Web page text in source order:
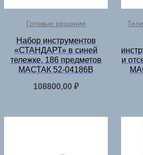
Готовые решения
Набор инструментов
«СТАНДАРТ» в синей
тележке, 186 предметов
МАСТАК 52-04186B
108800,00₽
и